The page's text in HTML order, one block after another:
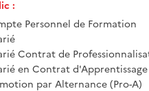
:
Personnel de Formation
Contrat de
en Contrat d'Apprentissage
par Alternance (Pro-A)